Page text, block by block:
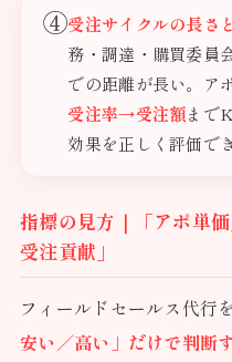
④受注サイクルの長さ
務・調達・購買委員
での距離が長い。ア
受注率→受注額まで
効果を正しく評価で
指標の見方｜「アポ単
受注貢献」
フィールドセールス代行
安い／高い」だけで判断